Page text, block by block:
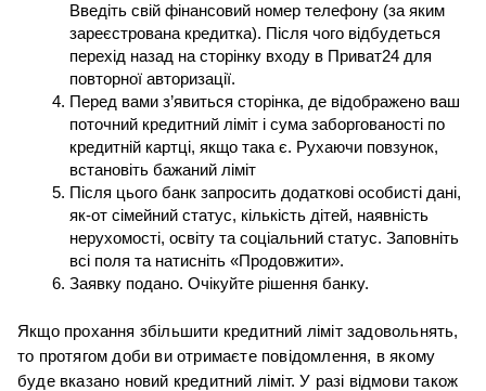
Введіть свій фінансовий номер телефону (за яким
зареєстрована кредитка). Після чого відбудеться
перехід назад на сторінку входу в Приват24 для
повторної авторизації.
Перед вами з’явиться сторінка, де відображено ваш
поточний кредитний ліміт і сума заборгованості по
кредитній картці, якщо така є. Рухаючи повзунок,
встановіть бажаний ліміт
Після цього банк запросить додаткові особисті дані,
як-от сімейний статус, кількість дітей, наявність
нерухомості, освіту та соціальний статус. Заповніть
всі поля та натисніть «Продовжити».
Заявку подано. Очікуйте рішення банку.
Якщо прохання збільшити кредитний ліміт задовольнять,
то протягом доби ви отримаєте повідомлення, в якому
буде вказано новий кредитний ліміт. У разі відмови також